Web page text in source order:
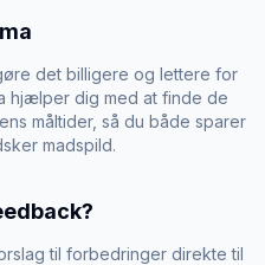
det billigere og lettere for
hjælper dig med at finde de
måltider, så du både sparer
madspild.
til forbedringer direkte til